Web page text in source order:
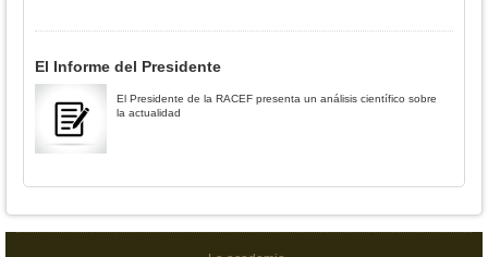
El Informe del Presidente
El Presidente de la RACEF presenta un análisis científico sobre
la actualidad